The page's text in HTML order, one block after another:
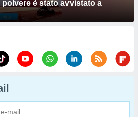
è stato avvistato a